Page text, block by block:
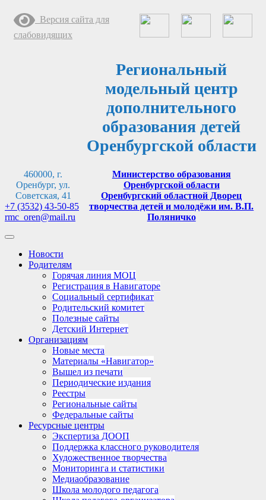
содержимому
Версия сайта для
слабовидящих
Региональный
модельный центр
дополнительного
образования детей
Оренбургской области
460000, г.
Оренбург, ул.
Советская, 41
+7 (3532) 43-50-85
rmc_oren@mail.ru
Министерство образования
Оренбургской области
Оренбургский областной Дворец
творчества детей и молодёжи им. В.П.
Поляничко
Новости
Родителям
Горячая линия МОЦ
Регистрация в Навигаторе
Социальный сертификат
Родительский комитет
Полезные сайты
Детский Интернет
Организациям
Новые места
Материалы «Навигатор»
Вышел из печати
Периодические издания
Реестры
Региональные сайты
Федеральные сайты
Ресурсные центры
Экспертиза ДООП
Поддержка классного руководителя
Художественное творчества
Мониторинга и статистики
Медиаобразование
Школа молодого педагога